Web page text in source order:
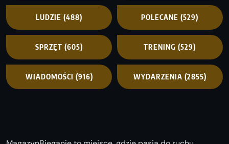
LUDZIE (488) POLECANE (529)
SPRZĘT (605) TRENING (529)
WIADOMOŚCI (916) WYDARZENIA (2855)